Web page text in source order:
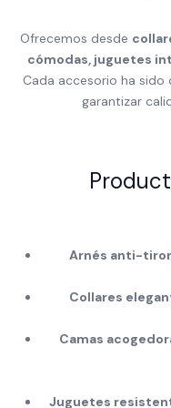
Ofrecemos desde
cómodas, juguetes
Cada accesorio ha
garantizar
Arnés anti-
Collares
Camas
Juguetes